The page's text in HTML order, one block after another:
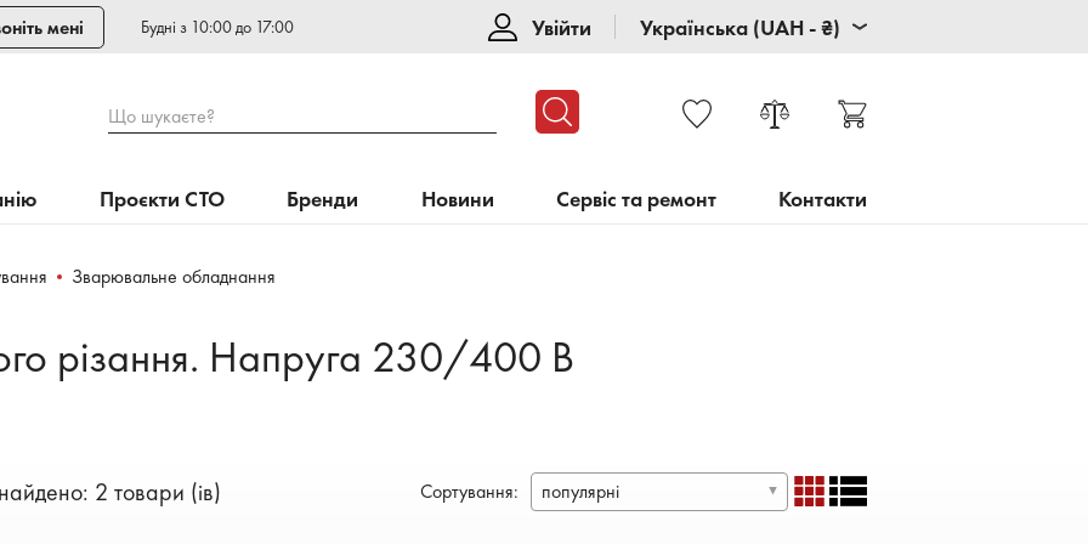
мені Будні з 10:00 до 17:00 Увійти Українська (UAH - ₴)
Що шукаєте?
Проєкти СТО Бренди Новини Сервіс та ремонт Контакти
Зварювальне обладнання
різання. Напруга 230/400 В
2 товари (ів) Сортування: популярні